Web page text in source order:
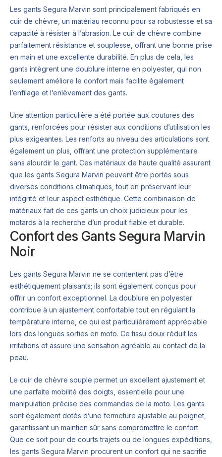
Les gants Segura Marvin sont principalement fabriqués en
cuir de chèvre, un matériau reconnu pour sa robustesse et sa
capacité à résister à l’abrasion. Le cuir de chèvre combine
parfaitement résistance et souplesse, offrant une bonne prise
en main et une excellente durabilité. En plus de cela, les
gants intègrent une doublure interne en polyester, qui non
seulement améliore le confort mais facilite également
l’enfilage et l’enlèvement des gants.
Une attention particulière a été portée aux coutures des
gants, renforcées pour résister aux conditions d’utilisation les
plus exigeantes. Les renforts au niveau des articulations sont
également un plus, offrant une protection supplémentaire
sans alourdir le gant. Ces matériaux de haute qualité assurent
que les gants Segura Marvin peuvent être portés sous
diverses conditions climatiques, tout en préservant leur
intégrité et leur aspect esthétique. Cette combinaison de
matériaux fait de ces gants un choix judicieux pour les
motards à la recherche d’un produit fiable et durable.
Confort des Gants Segura Marvin
Noir
Les gants Segura Marvin ne se contentent pas d’être
esthétiquement plaisants; ils sont également conçus pour
offrir un confort exceptionnel. La doublure en polyester
contribue à un ajustement confortable tout en régulant la
température interne, ce qui est particulièrement appréciable
lors des longues sorties en moto. Ce tissu doux réduit les
irritations et assure une sensation agréable au contact de la
peau.
Le cuir de chèvre souple permet un excellent ajustement et
une parfaite mobilité des doigts, essentielle pour une
manipulation précise des commandes de la moto. Les gants
sont également dotés d’une fermeture ajustable au poignet,
garantissant un maintien sûr sans compromettre le confort.
Que ce soit pour de courts trajets ou de longues expéditions,
les gants Segura Marvin procurent un confort qui ne sacrifie